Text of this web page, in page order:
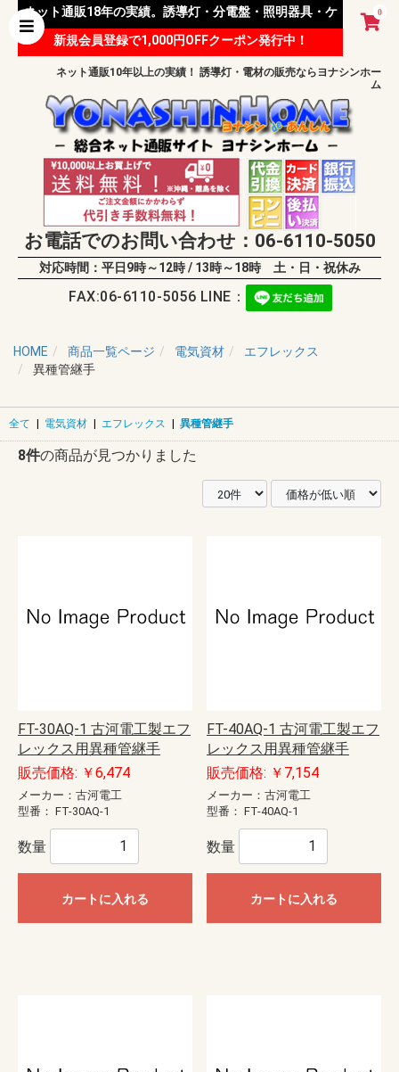
0
ネット通販18年の実績。誘導灯・分電盤・照明器具・ケ
ーブル等 様々な資材を取り扱っています。
新規会員登録で1,000円OFFクーポン発行中！
ネット通販10年以上の実績！ 誘導灯・電材の販売ならヨナシンホー
ム
お電話でのお問い合わせ：06-6110-5050
対応時間：平日9時～12時 / 13時～18時 土・日・祝休み
FAX:06-6110-5056 LINE：
HOME 商品一覧ページ 電気資材
エフレックス
異種管継手
全て | 電気資材 | エフレックス | 異種管継手
8件の商品が見つかりました
FT-30AQ-1 古河電工製エフ
レックス用異種管継手
販売価格: ￥6,474
メーカー：古河電工
型番： FT-30AQ-1
数量
カートに入れる
FT-40AQ-1 古河電工製エフ
レックス用異種管継手
販売価格: ￥7,154
メーカー：古河電工
型番： FT-40AQ-1
数量
カートに入れる